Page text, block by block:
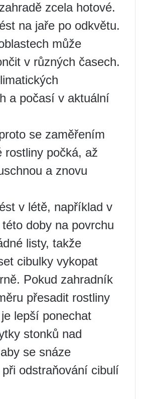
zcela hotové.
na jaře po odkvětu.
může
v různých časech.
a počasí v aktuální
se zaměřením
rostliny počká, až
a znovu
v létě, například v
doby na povrchu
listy, takže
cibulky vykopat
Pokud zahradník
přesadit rostliny
lepší ponechat
stonků nad
se snáze
odstraňování cibulí